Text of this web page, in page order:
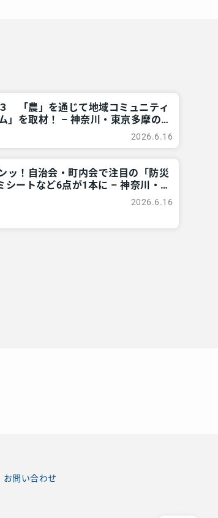
「農」を通じて地域コミュニティ
」を取材！ – 神奈川・東京多摩の
2026.6.16
ッ！自治会・町内会で注目の「防災
シートなど6点が1本に – 神奈川・
リア
2026.6.16
お問い合わせ